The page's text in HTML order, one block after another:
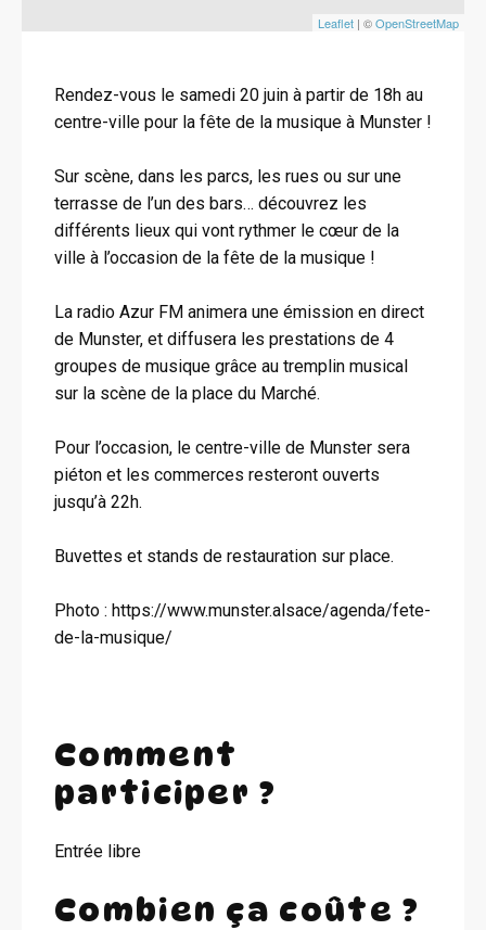
Leaflet | ©OpenStreetMap
Rendez-vous le samedi 20 juin à partir de 18h au
centre-ville pour la fête de la musique à Munster !
Sur scène, dans les parcs, les rues ou sur une
terrasse de l’un des bars… découvrez les
différents lieux qui vont rythmer le cœur de la
ville à l’occasion de la fête de la musique !
La radio Azur FM animera une émission en direct
de Munster, et diffusera les prestations de 4
groupes de musique grâce au tremplin musical
sur la scène de la place du Marché.
Pour l’occasion, le centre-ville de Munster sera
piéton et les commerces resteront ouverts
jusqu’à 22h.
Buvettes et stands de restauration sur place.
Photo : https://www.munster.alsace/agenda/fete-
de-la-musique/
Comment
participer ?
Entrée libre
Combien ça coûte ?